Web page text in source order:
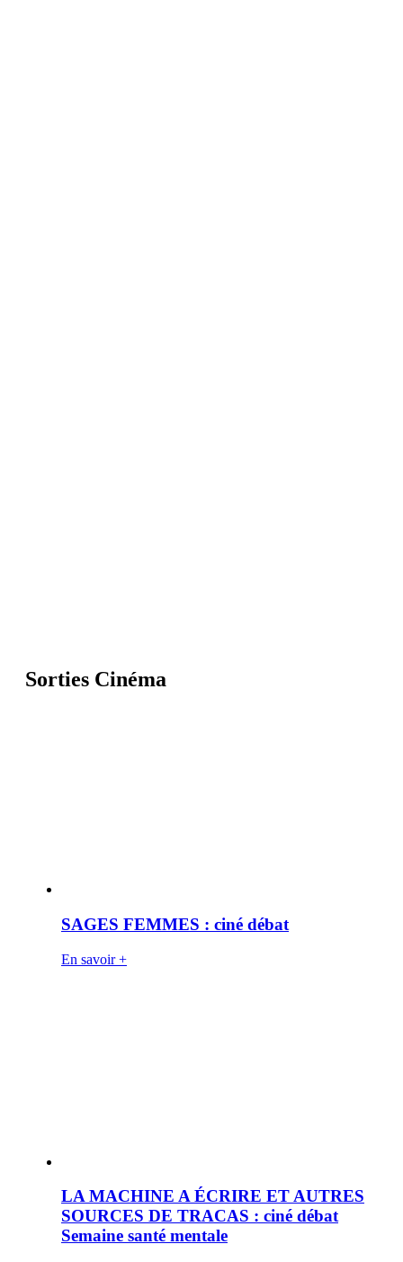
Sorties Cinéma
SAGES FEMMES : ciné débat
En savoir +
LA MACHINE A ÉCRIRE ET AUTRES
SOURCES DE TRACAS : ciné débat
Semaine santé mentale